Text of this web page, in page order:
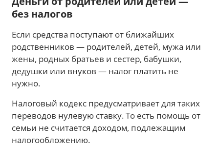
без налогов
Если средства поступают от ближайших
родственников — родителей, детей, мужа или
жены, родных братьев и сестер, бабушки,
дедушки или внуков — налог платить не
нужно.
Налоговый кодекс предусматривает для таких
переводов нулевую ставку. То есть помощь от
семьи не считается доходом, подлежащим
налогообложению.